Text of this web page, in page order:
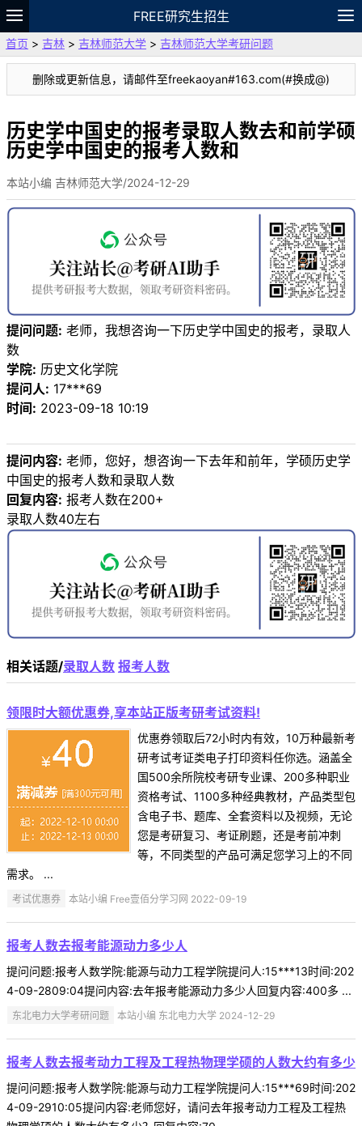
FREE研究生招生
题库
故事 专题 APP 笔记
论坛
VIP
资料
首页 > 吉林 > 吉林师范大学 > 吉林师范大学考研问题
删除或更新信息，请邮件至freekaoyan#163.com(#换成@)
历史学中国史的报考录取人数去和前学硕
历史学中国史的报考人数和
本站小编 吉林师范大学/2024-12-29
提问问题: 老师，我想咨询一下历史学中国史的报考，录取人
数
学院: 历史文化学院
提问人: 17***69
时间: 2023-09-18 10:19
提问内容: 老师，您好，想咨询一下去年和前年，学硕历史学
中国史的报考人数和录取人数
回复内容: 报考人数在200+
录取人数40左右
相关话题/录取人数 报考人数
领限时大额优惠券,享本站正版考研考试资料!
优惠券领取后72小时内有效，10万种最新考
研考试考证类电子打印资料任你选。涵盖全
国500余所院校考研专业课、200多种职业
资格考试、1100多种经典教材，产品类型包
含电子书、题库、全套资料以及视频，无论
您是考研复习、考证刷题，还是考前冲刺
等，不同类型的产品可满足您学习上的不同
需求。 ...
考试优惠券 本站小编 Free壹佰分学习网 2022-09-19
报考人数去报考能源动力多少人
提问问题:报考人数学院:能源与动力工程学院提问人:15***13时间:202
4-09-2809:04提问内容:去年报考能源动力多少人回复内容:400多 ...
东北电力大学考研问题 本站小编 东北电力大学 2024-12-29
报考人数去报考动力工程及工程热物理学硕的人数大约有多少
提问问题:报考人数学院:能源与动力工程学院提问人:15***69时间:202
4-09-2910:05提问内容:老师您好，请问去年报考动力工程及工程热